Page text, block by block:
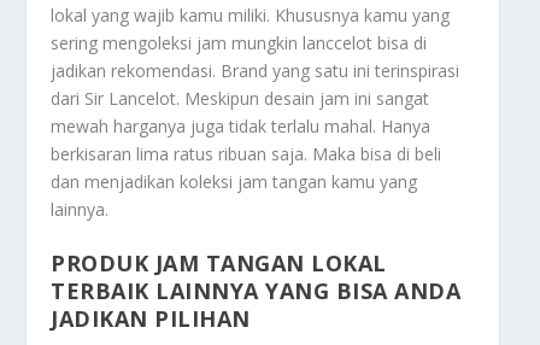
lokal yang wajib kamu miliki. Khususnya kamu yang
sering mengoleksi jam mungkin lanccelot bisa di
jadikan rekomendasi. Brand yang satu ini terinspirasi
dari Sir Lancelot. Meskipun desain jam ini sangat
mewah harganya juga tidak terlalu mahal. Hanya
berkisaran lima ratus ribuan saja. Maka bisa di beli
dan menjadikan koleksi jam tangan kamu yang
lainnya.
PRODUK JAM TANGAN LOKAL
TERBAIK LAINNYA YANG BISA ANDA
JADIKAN PILIHAN